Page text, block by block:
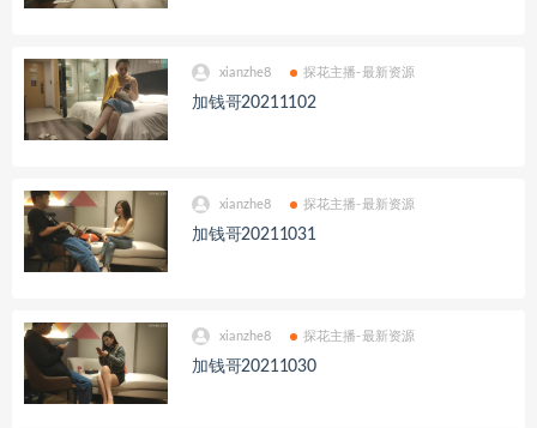
xianzhe8 探花主播-最新资源
加钱哥20211102
xianzhe8 探花主播-最新资源
加钱哥20211031
xianzhe8 探花主播-最新资源
加钱哥20211030